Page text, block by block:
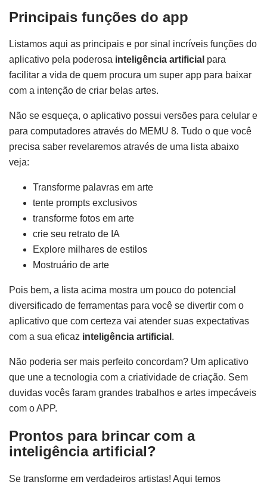
Principais funções do app
Listamos aqui as principais e por sinal incríveis funções do
aplicativo pela poderosa inteligência artificial para
facilitar a vida de quem procura um super app para baixar
com a intenção de criar belas artes.
Não se esqueça, o aplicativo possui versões para celular e
para computadores através do MEMU 8. Tudo o que você
precisa saber revelaremos através de uma lista abaixo
veja:
Transforme palavras em arte
tente prompts exclusivos
transforme fotos em arte
crie seu retrato de IA
Explore milhares de estilos
Mostruário de arte
Pois bem, a lista acima mostra um pouco do potencial
diversificado de ferramentas para você se divertir com o
aplicativo que com certeza vai atender suas expectativas
com a sua eficaz inteligência artificial .
Não poderia ser mais perfeito concordam? Um aplicativo
que une a tecnologia com a criatividade de criação. Sem
duvidas vocês faram grandes trabalhos e artes impecáveis
com o APP.
Prontos para brincar com a
inteligência artificial?
Se transforme em verdadeiros artistas! Aqui temos